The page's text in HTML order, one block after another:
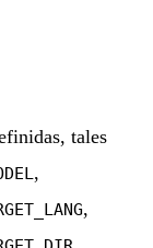
tales
,
,